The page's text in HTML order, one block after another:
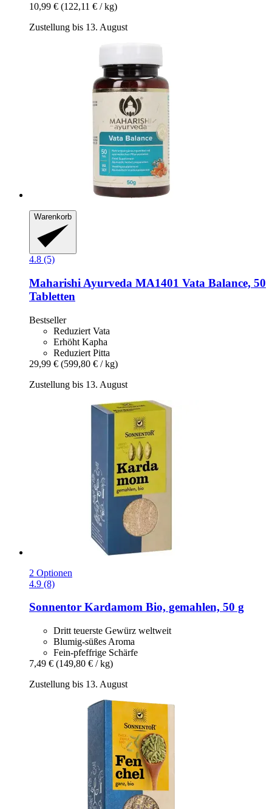
10,99 € (122,11 € / kg)
Zustellung bis 13. August
Warenkorb
4.8 (5)
Maharishi Ayurveda MA1401 Vata Balance, 50
Tabletten
Bestseller
Reduziert Vata
Erhöht Kapha
Reduziert Pitta
29,99 € (599,80 € / kg)
Zustellung bis 13. August
2 Optionen
4.9 (8)
Sonnentor Kardamom Bio, gemahlen, 50 g
Dritt teuerste Gewürz weltweit
Blumig-süßes Aroma
Fein-pfeffrige Schärfe
7,49 € (149,80 € / kg)
Zustellung bis 13. August